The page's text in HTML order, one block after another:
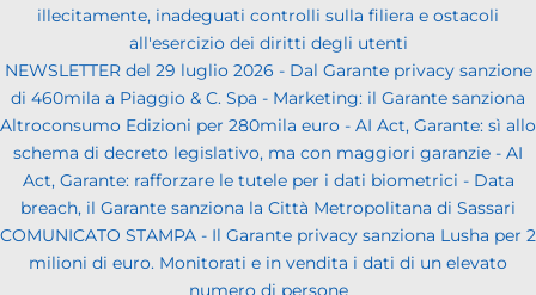
illecitamente, inadeguati controlli sulla filiera e ostacoli
all'esercizio dei diritti degli utenti
NEWSLETTER del 29 luglio 2026 - Dal Garante privacy sanzione
di 460mila a Piaggio & C. Spa - Marketing: il Garante sanziona
Altroconsumo Edizioni per 280mila euro - AI Act, Garante: sì allo
schema di decreto legislativo, ma con maggiori garanzie - AI
Act, Garante: rafforzare le tutele per i dati biometrici - Data
breach, il Garante sanziona la Città Metropolitana di Sassari
COMUNICATO STAMPA - Il Garante privacy sanziona Lusha per 2
milioni di euro. Monitorati e in vendita i dati di un elevato
numero di persone